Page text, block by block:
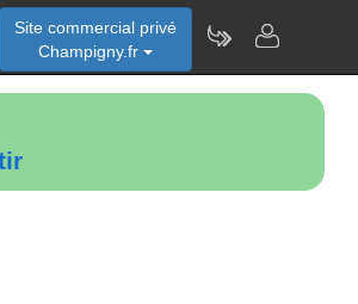
Site commercial privé
Champigny.fr